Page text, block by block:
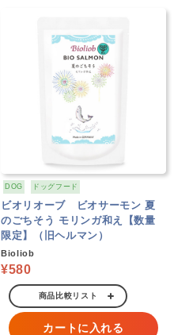
DOG ドッグフード
ビオリオーブ ビオサーモン 夏
のごちそう モリンガ和え【数量
限定】（旧ヘルマン）
Bioliob
¥580
商品比較リスト
カートに入れる